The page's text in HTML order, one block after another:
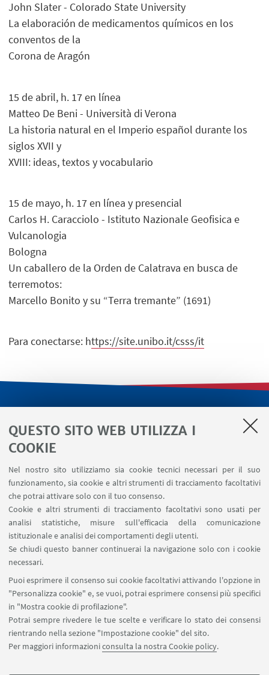
QUESTO SITO WEB UTILIZZA I
COOKIE
Nel nostro sito utilizziamo sia cookie tecnici necessari per il suo
funzionamento, sia cookie e altri strumenti di tracciamento facoltativi
che potrai attivare solo con il tuo consenso.
Cookie e altri strumenti di tracciamento facoltativi sono usati per
analisi statistiche, misure sull'efficacia della comunicazione
istituzionale e analisi dei comportamenti degli utenti.
Se chiudi questo banner continuerai la navigazione solo con i cookie
necessari.
Puoi esprimere il consenso sui cookie facoltativi attivando l'opzione in
"Personalizza cookie" e, se vuoi, potrai esprimere consensi più specifici
in "Mostra cookie di profilazione".
Potrai sempre rivedere le tue scelte e verificare lo stato dei consensi
rientrando nella sezione "Impostazione cookie" del sito.
Per maggiori informazioniconsulta la nostra Cookie policy.
John Slater - Colorado State University
La elaboración de medicamentos químicos en los
conventos de la
Corona de Aragón
15 de abril, h. 17 en línea
Matteo De Beni - Università di Verona
La historia natural en el Imperio español durante los
siglos XVII y
XVIII: ideas, textos y vocabulario
15 de mayo, h. 17 en línea y presencial
Carlos H. Caracciolo - Istituto Nazionale Geofisica e
Vulcanologia
Bologna
Un caballero de la Orden de Calatrava en busca de
terremotos:
Marcello Bonito y su “Terra tremante” (1691)
Para conectarse: https://site.unibo.it/csss/it
Segnala un evento
Contatti
SEGUI IL DIPARTIMENTO SU:
SEGUI UNIBO SU:
APP: